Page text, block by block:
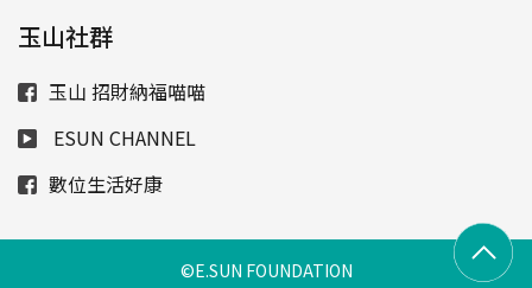
玉山社群
玉山 招財納福喵喵
ESUN CHANNEL
數位生活好康
©E.SUN FOUNDATION